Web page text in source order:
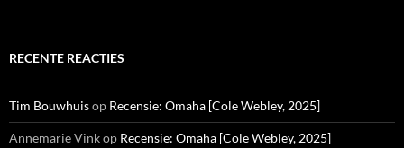
RECENTE REACTIES
Tim Bouwhuisop Recensie: Omaha [Cole Webley, 2025]
Annemarie Vinkop Recensie: Omaha [Cole Webley, 2025]